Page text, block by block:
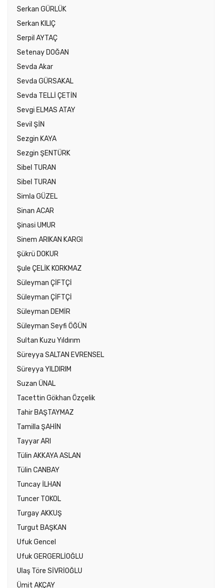
Serkan GÜRLÜK
Serkan KILIÇ
Serpil AYTAÇ
Setenay DOĞAN
Sevda Akar
Sevda GÜRSAKAL
Sevda TELLİ ÇETİN
Sevgi ELMAS ATAY
Sevil ŞİN
Sezgin KAYA
Sezgin ŞENTÜRK
Sibel TURAN
Sibel TURAN
Simla GÜZEL
Sinan ACAR
Şinasi UMUR
Sinem ARIKAN KARGI
Şükrü DOKUR
Şule ÇELİK KORKMAZ
Süleyman ÇİFTÇİ
Süleyman ÇİFTÇİ
Süleyman DEMİR
Süleyman Seyfi ÖĞÜN
Sultan Kuzu Yıldırım
Süreyya SALTAN EVRENSEL
Süreyya YILDIRIM
Suzan ÜNAL
Tacettin Gökhan Özçelik
Tahir BAŞTAYMAZ
Tamilla ŞAHİN
Tayyar ARI
Tülin AKKAYA ASLAN
Tülin CANBAY
Tuncay İLHAN
Tuncer TOKOL
Turgay AKKUŞ
Turgut BAŞKAN
Ufuk Gencel
Ufuk GERGERLİOĞLU
Ulaş Töre SİVRİOĞLU
Ümit AKÇAY